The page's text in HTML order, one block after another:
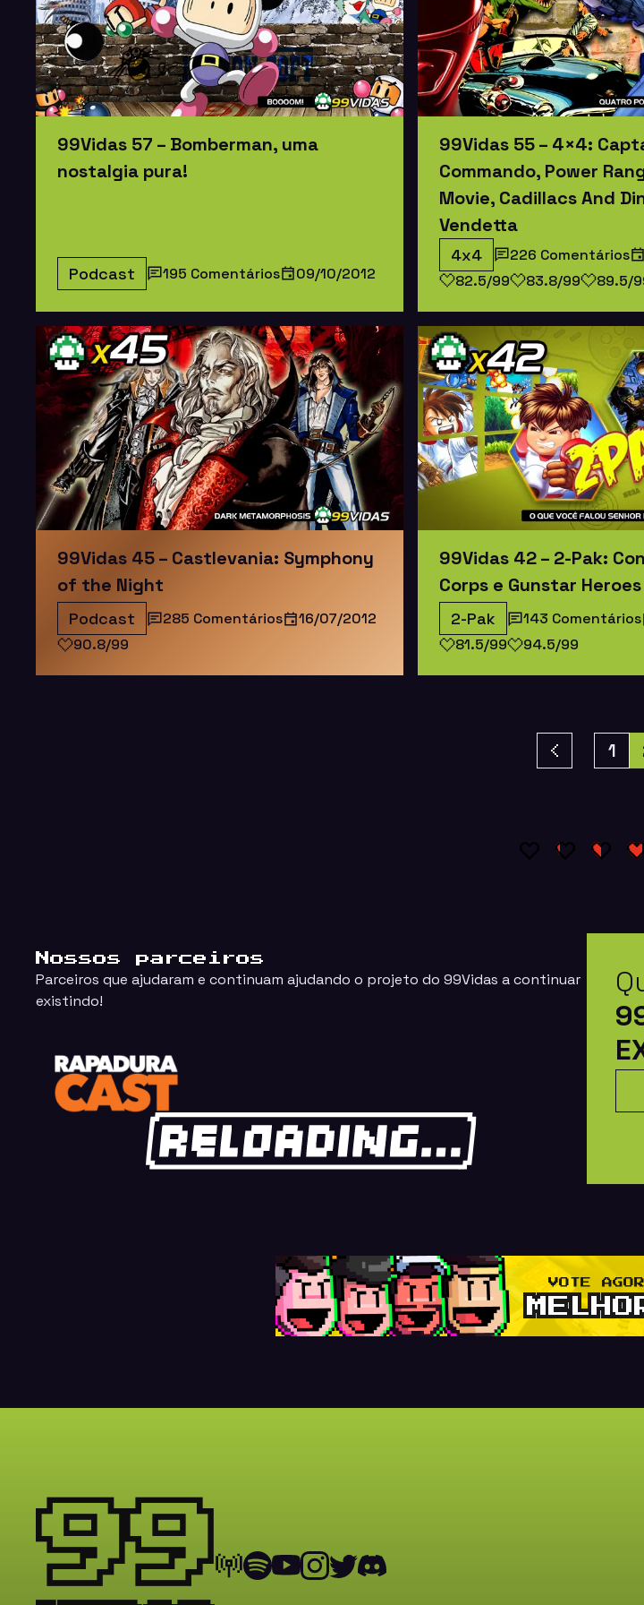
99Vidas 57 – Bomberman, uma
nostalgia pura!
Podcast 195 Comentários 09/10/2012
99Vidas 55 – 4×4:
Commando, Power
Movie, Cadillacs And
Vendetta
4x4 226 Comentários
82.5/99
83.8/99 89.5/
99Vidas 45 – Castlevania: Symphony
of the Night
Podcast 285 Comentários
16/07/2012
90.8/99
99Vidas 42 – 2-Pak:
Corps e Gunstar Heroes
2-Pak 143 Comentários
81.5/99
94.5/99
1
Nossos parceiros
Parceiros que ajudaram e continuam ajudando o projeto do 99Vidas a continuar
existindo!